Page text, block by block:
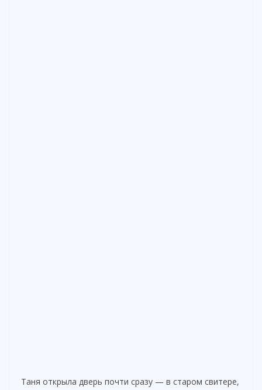
Таня открыла дверь почти сразу — в старом свитере,